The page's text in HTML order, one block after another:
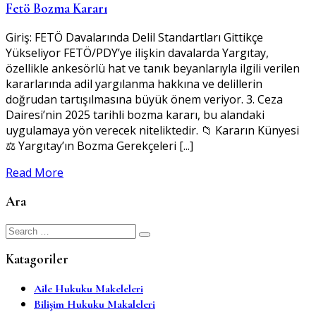
Fetö Bozma Kararı
Giriş: FETÖ Davalarında Delil Standartları Gittikçe
Yükseliyor FETÖ/PDY’ye ilişkin davalarda Yargıtay,
özellikle ankesörlü hat ve tanık beyanlarıyla ilgili verilen
kararlarında adil yargılanma hakkına ve delillerin
doğrudan tartışılmasına büyük önem veriyor. 3. Ceza
Dairesi’nin 2025 tarihli bozma kararı, bu alandaki
uygulamaya yön verecek niteliktedir. 📁 Kararın Künyesi
⚖️ Yargıtay’ın Bozma Gerekçeleri [...]
Read More
Ara
Search
Katagoriler
Aile Hukuku Makeleleri
Bilişim Hukuku Makaleleri